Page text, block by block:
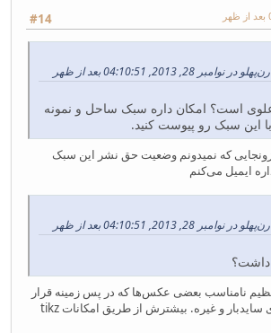
#14
28, 2013, 04:10:51 بعد از ظهر
است؟ امکان داره سبک ساحل و نمونه
این سبک رو پیوست کنید.
که نمیدونم وضعیت حق نشر این سبک
ایمیل می‌کنم
28, 2013, 04:10:51 بعد از ظهر
داشت؟
نامناسب بعضی عکس‌ها که در پس زمینه قرار
داشتند، محل قرارگیری سایدبار و غیره. بیشترش از طریق امکانات tikz